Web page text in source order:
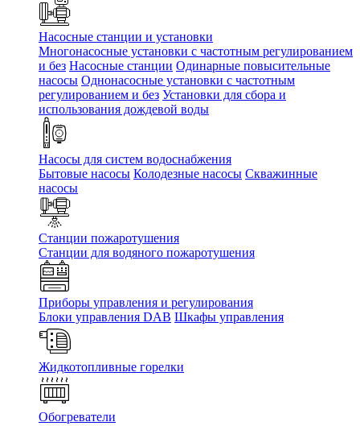
Насосные станции и установки
Многонасосные установки с частотным регулированием
и без Насосные станции Одинарные повысительные
насосы Однонасосные установки с частотным
регулированием и без Установки для сбора и
использования дождевой воды
Насосы для систем водоснабжения
Бытовые насосы Колодезные насосы Скважинные
насосы
Станции пожаротушения
Станции для водяного пожаротушения
Приборы управления и регулирования
Блоки управления DAB Шкафы управления
Жидкотопливные горелки
Обогреватели